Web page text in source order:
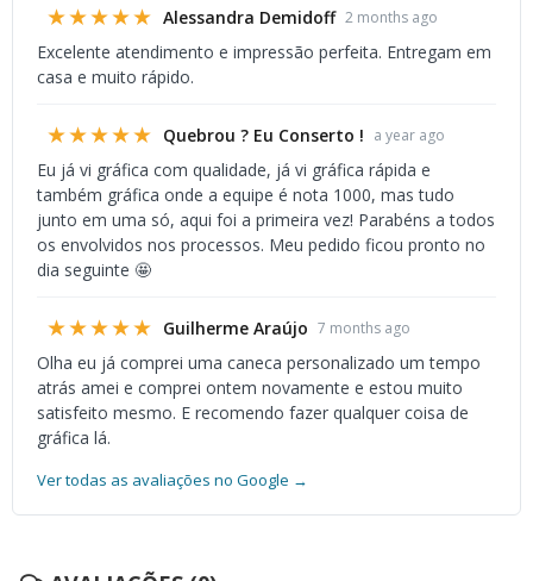
★★★★★ Alessandra Demidoff 2 months ago
Excelente atendimento e impressão perfeita. Entregam em
casa e muito rápido.
★★★★★ Quebrou ? Eu Conserto ! a year ago
Eu já vi gráfica com qualidade, já vi gráfica rápida e
também gráfica onde a equipe é nota 1000, mas tudo
junto em uma só, aqui foi a primeira vez! Parabéns a todos
os envolvidos nos processos. Meu pedido ficou pronto no
dia seguinte 🤩
★★★★★ Guilherme Araújo 7 months ago
Olha eu já comprei uma caneca personalizado um tempo
atrás amei e comprei ontem novamente e estou muito
satisfeito mesmo. E recomendo fazer qualquer coisa de
gráfica lá.
Ver todas as avaliações no Google →